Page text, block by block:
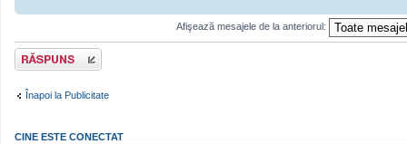
Afişează mesajele de la anteriorul:
Scrie un răspuns
Înapoi la Publicitate
CINE ESTE CONECTAT